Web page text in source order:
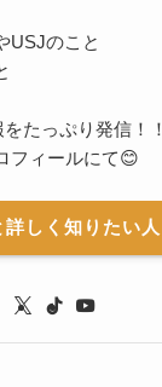
USJのこと
たっぷり発信！！
フィールにて😊
詳しく知りたい人